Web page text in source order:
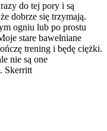
do tej pory i są
dobrze się trzymają.
ogniu lub po prostu
stare bawełniane
trening i będę ciężki.
nie są one
Skerritt